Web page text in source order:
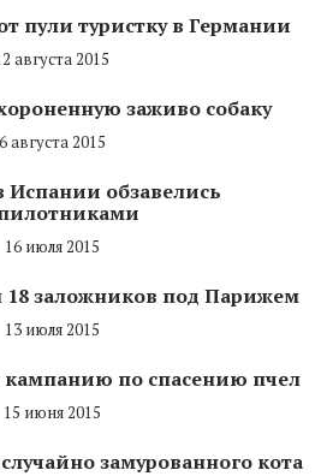
пули туристку в Германии
августа 2015
заживо собаку
6 августа 2015
Испании обзавелись
16 июля 2015
18 заложников под Парижем
13 июля 2015
кампанию по спасению пчел
15 июня 2015
замурованного кота